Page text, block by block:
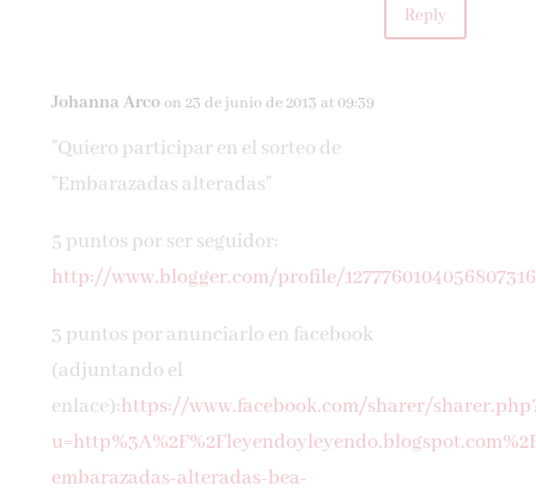
Reply
Johanna Arcoon 23 de junio de 2013 at 09:39
"Quiero participar en el sorteo de
"Embarazadas alteradas"
5 puntos por ser seguidor:
http://www.blogger.com/profile/
3 puntos por anunciarlo en facebook
(adjuntando el
enlace):https://www.facebook.com/sharer/
embarazadas-alteradas-bea-